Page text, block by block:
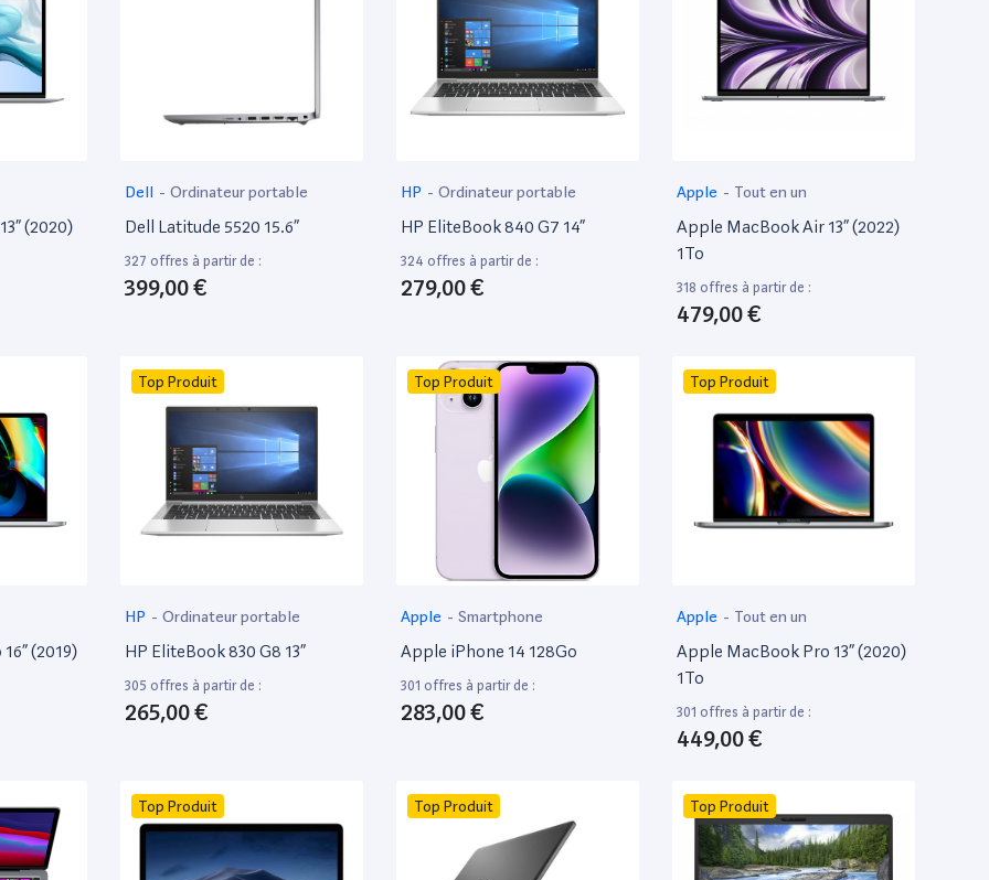
(2020)
Dell - Ordinateur portable
Dell Latitude 5520 15.6”
327 offres à partir de :
399,00 €
HP - Ordinateur portable
HP EliteBook 840 G7 14”
324 offres à partir de :
279,00 €
Apple - Tout en un
Apple MacBook Air 13” (2022)
1To
318 offres à partir de :
479,00 €
(2019)
Top Produit
HP - Ordinateur portable
HP EliteBook 830 G8 13”
305 offres à partir de :
265,00 €
Top Produit
Apple - Smartphone
Apple iPhone 14 128Go
301 offres à partir de :
283,00 €
Top Produit
Apple - Tout en un
Apple MacBook Pro 13” (2020)
1To
301 offres à partir de :
449,00 €
Top Produit Top Produit Top Produit